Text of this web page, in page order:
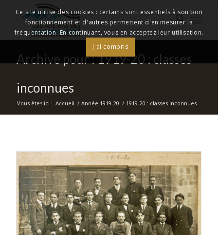
Archive pour : 1919-20 : classes
inconnues
Vous êtes ici : Accueil / Année 1919-20 / 1919-20 : classes inconnues
Ce site utilise des cookies : certains sont essentiels à son bon
fonctionnement et d'autres permettent d'en mesurer la
fréquentation. En continuant, vous en acceptez leur utilisation.
J'ai compris